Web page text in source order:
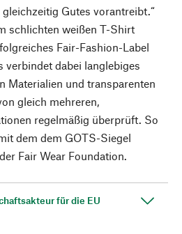
Gutes vorantreibt.“
schlichten weißen T-Shirt
Fair-Fashion-Label
verbindet dabei langlebiges
Materialien und transparenten
gleich mehreren,
regelmäßig überprüft. So
dem dem GOTS-Siegel
Fair Wear Foundation.
für die EU